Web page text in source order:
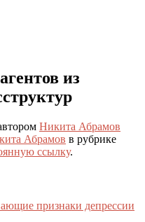
из
Никита Абрамов
Абрамов в рубрике
ссылку.